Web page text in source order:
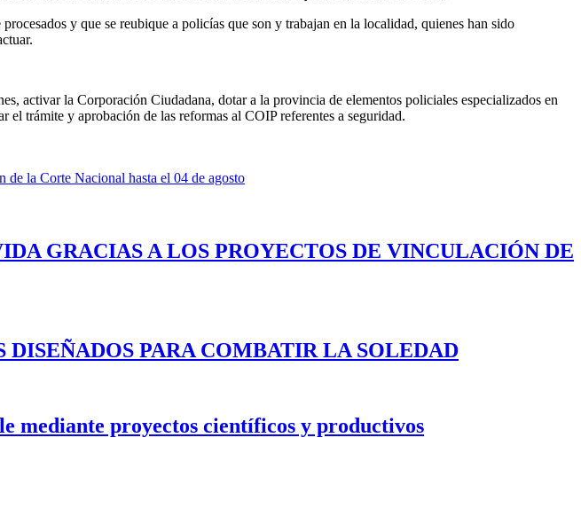
y que se reubique a policías que son y trabajan en la localidad, quienes han sido
activar la Corporación Ciudadana, dotar a la provincia de elementos policiales especializados en
trámite y aprobación de las reformas al COIP referentes a seguridad.
de la Corte Nacional hasta el 04 de agosto
GRACIAS A LOS PROYECTOS DE VINCULACIÓN DE
PARA COMBATIR LA SOLEDAD
mediante proyectos científicos y productivos